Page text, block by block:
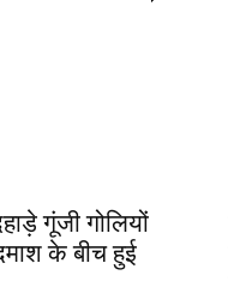
गूंजी गोलियों
के बीच हुई